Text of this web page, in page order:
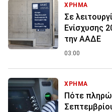
ΧΡΗΜΑ
Σε
Ενίσχυσης
την ΑΑΔΕ
03:00
ΧΡΗΜΑ
Πότε